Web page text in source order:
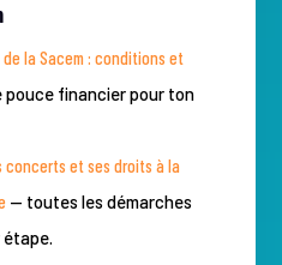
de la Sacem : conditions et
financier pour ton
concerts et ses droits à la
— toutes les démarches